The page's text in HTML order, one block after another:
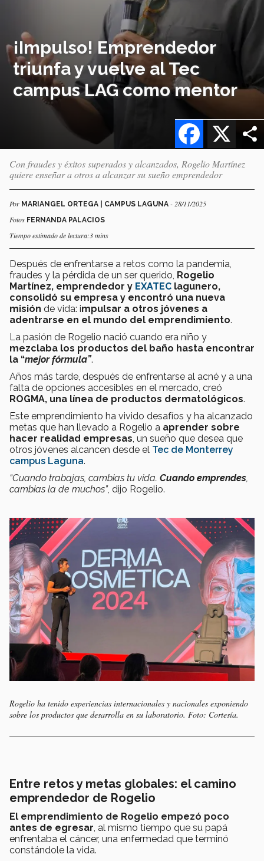
¡Impulso! Emprendedor
triunfa y vuelve al Tec
campus LAG como mentor
X
Facebook
Con fraudes y éxitos superados y alcanzados, Rogelio Martínez
quiere enseñar a otros a alcanzar su sueño emprendedor
Por MARIANGEL ORTEGA | CAMPUS LAGUNA - 28/11/2025
Fotos FERNANDA PALACIOS
Tiempo estimado de lectura:3 mins
Después de enfrentarse a retos como la pandemia,
fraudes y la pérdida de un ser querido, Rogelio
Martínez, emprendedor y EXATEC lagunero,
consolidó su empresa y encontró una nueva
misión de vida: impulsar a otros jóvenes a
adentrarse en el mundo del emprendimiento.
La pasión de Rogelio nació cuando era niño y
mezclaba los productos del baño hasta encontrar
la “mejor fórmula”.
Años más tarde, después de enfrentarse al acné y a una
falta de opciones accesibles en el mercado, creó
ROGMA, una línea de productos dermatológicos.
Este emprendimiento ha vivido desafíos y ha alcanzado
metas que han llevado a Rogelio a aprender sobre
hacer realidad empresas , un sueño que desea que
otros jóvenes alcancen desde el Tec de Monterrey
campus Laguna.
“Cuando trabajas, cambias tu vida. Cuando emprendes
cambias la de muchos”, dijo Rogelio.
Rogelio ha tenido experiencias internacionales y nacionales exponiendo
sobre los productos que desarrolla en su laboratorio. Foto: Cortesía.
Entre retos y metas globales: el camino
emprendedor de Rogelio
El emprendimiento de Rogelio empezó poco
antes de egresar, al mismo tiempo que su papá
enfrentaba el cáncer, una enfermedad que terminó
constándole la vida.